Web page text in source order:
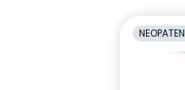
Retrovisori esterni
carrozzeria